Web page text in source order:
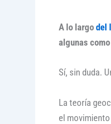
A lo largodel
algunas
Sí, sin duda.
La teoría
el